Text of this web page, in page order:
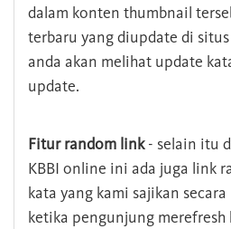
dalam konten thumbnail
terbaru yang diupdate di
anda akan melihat update
update.
Fitur random link- selain itu
KBBI online ini ada juga link
kata yang kami sajikan
ketika pengunjung merefresh